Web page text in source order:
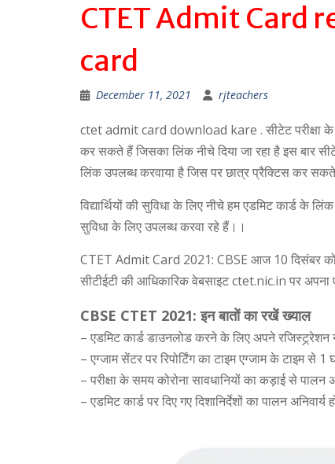
CTET Admit Card
card
December 11, 2021 rjteachers
ctet admit card download kare . सीटेट परीक्षा के
कर सकते हैं जिसका लिंक नीचे दिया जा रहा है इस बार
लिंक उपलब्ध करवाया है जिस पर छात्र प्रैक्टिस कर
विद्यार्थियों की सुविधा के लिए नीचे हम एडमिट कार्ड के
सुविधा के लिए उपलब्ध करवा रहे हैं।।
CTET Admit Card 2021: CBSE आज 10 दिसंबर को
सीटीईटी की आधिकारिक वेबसाइट ctet.nic.in पर अपना
CBSE CTET 2021: इन बातों का रखें ख्‍याल
– एडमिट कार्ड डाउनलोड करने के लिए अपने
– एग्‍जाम सेंटर पर रिपोर्ट‍िंग का टाइम एग्‍जाम के टाइम से 1
– परीक्षा के समय कोरोना सावधानियों का कड़ाई से पालन
– एडमिट कार्ड पर दिए गए दिशानिर्देशों का पालन अनिवार्य